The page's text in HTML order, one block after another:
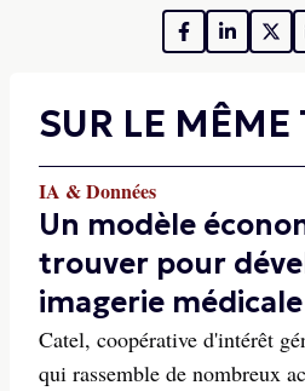
SUR LE MÊME
IA & Données
Un modèle
trouver pour
imagerie médicale
Catel, coopérative d'intérêt
qui rassemble de nombreux